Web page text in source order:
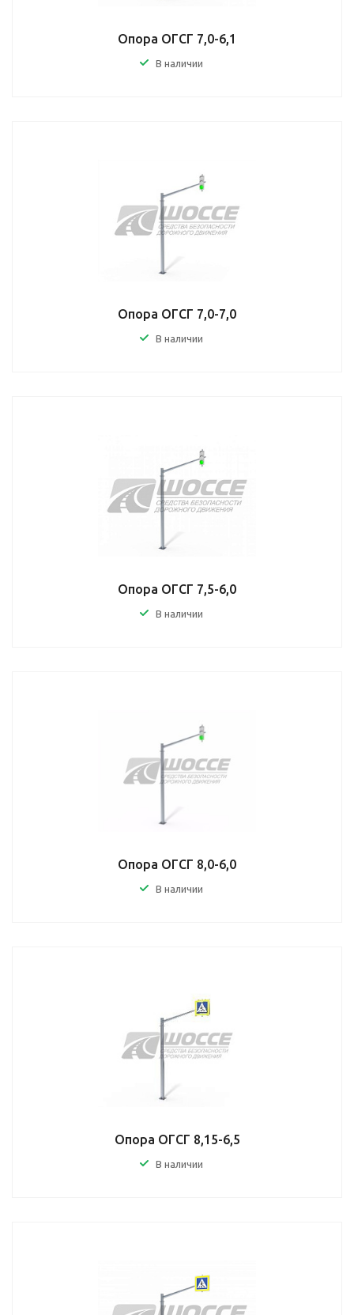
Опора ОГСГ 7,0-6,1
В наличии
Опора ОГСГ 7,0-7,0
В наличии
Опора ОГСГ 7,5-6,0
В наличии
Опора ОГСГ 8,0-6,0
В наличии
Опора ОГСГ 8,15-6,5
В наличии